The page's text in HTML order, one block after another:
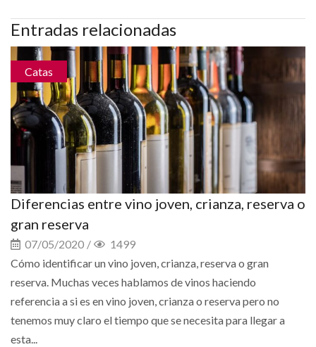
Entradas relacionadas
Catas
Diferencias entre vino joven, crianza, reserva o
gran reserva
07/05/2020 /
1499
Cómo identificar un vino joven, crianza, reserva o gran
reserva. Muchas veces hablamos de vinos haciendo
referencia a si es en vino joven, crianza o reserva pero no
tenemos muy claro el tiempo que se necesita para llegar a
esta...